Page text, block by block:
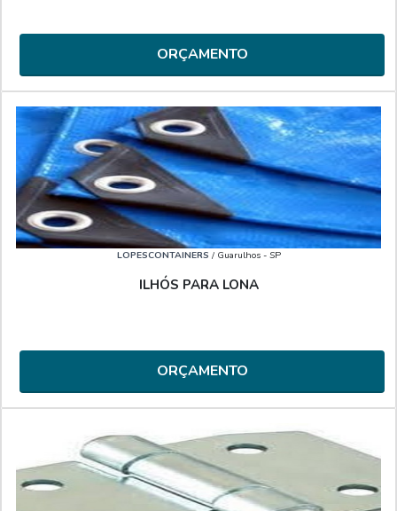
ORÇAMENTO
LOPESCONTAINERS / Guarulhos - SP
ILHÓS PARA LONA
ORÇAMENTO